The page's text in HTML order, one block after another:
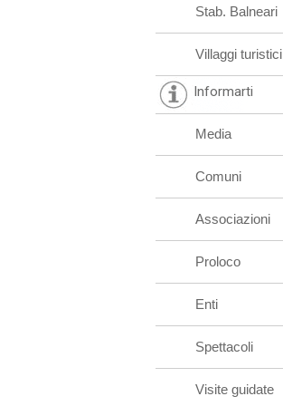
Stab. Balneari
Villaggi turistici
Informarti
Media
Comuni
Associazioni
Proloco
Enti
Spettacoli
Visite guidate